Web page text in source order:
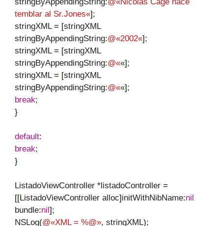
temblar al Sr.Jones«];
stringXML = [stringXML
stringByAppendingString:@«2002«];
stringXML = [stringXML
stringByAppendingString:@««];
stringXML = [stringXML
stringByAppendingString:@««];
break;
}
default:
break;
}
ListadoViewController *listadoController =
[[ListadoViewController alloc]initWithNibName:nil
bundle:nil];
NSLog(@«XML = %@», stringXML);